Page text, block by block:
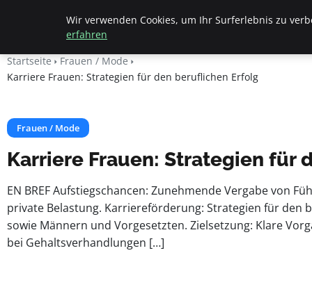
Apemania Shop
Startseite
Frauen / Mode
Karriere Frauen: Strategien für den beruflichen Erfolg
Frauen / Mode
Karriere Frauen: Strategien für
EN BREF Aufstiegschancen: Zunehmende Vergabe von
private Belastung. Karriereförderung: Strategien für den
sowie Männern und Vorgesetzten. Zielsetzung: Klare
bei Gehaltsverhandlungen […]
Wir verwenden Cookies, um Ihr Surferlebnis zu
erfahren